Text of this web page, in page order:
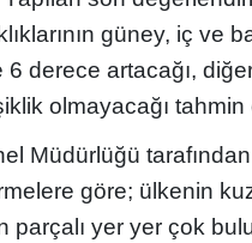
güney, iç ve
6 derece artacağı,
olmayacağı tahmin
Müdürlüğü
göre; ülkenin
parçalı yer yer çok